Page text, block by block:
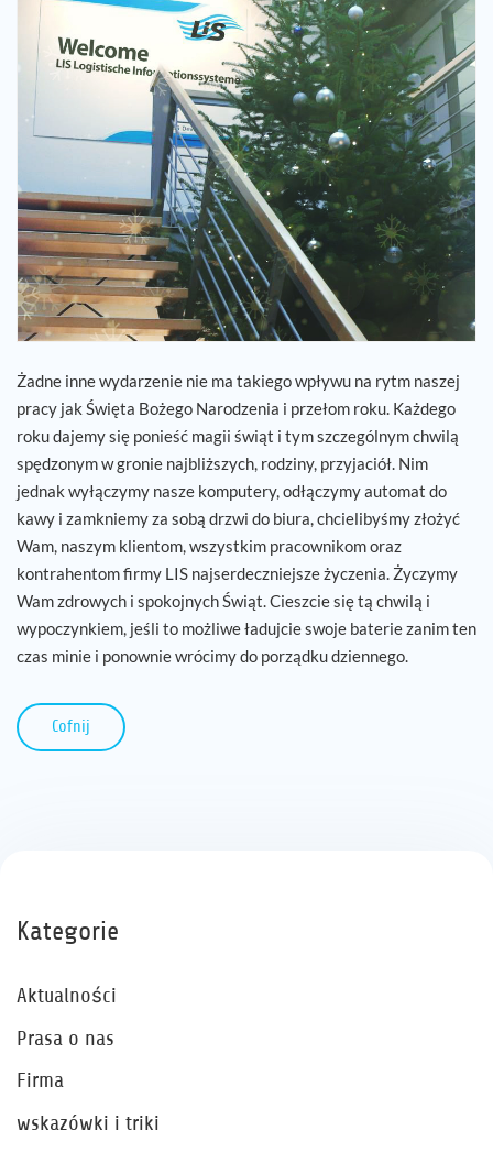
Kariera
Referencje
Kontakt
PL
Żadne inne wydarzenie nie ma takiego wpływu na rytm naszej
pracy jak Święta Bożego Narodzenia i przełom roku. Każdego
roku dajemy się ponieść magii świąt i tym szczególnym chwilą
spędzonym w gronie najbliższych, rodziny, przyjaciół. Nim
jednak wyłączymy nasze komputery, odłączymy automat do
kawy i zamkniemy za sobą drzwi do biura, chcielibyśmy złożyć
Wam, naszym klientom, wszystkim pracownikom oraz
kontrahentom firmy LIS najserdeczniejsze życzenia. Życzymy
Wam zdrowych i spokojnych Świąt. Cieszcie się tą chwilą i
wypoczynkiem, jeśli to możliwe ładujcie swoje baterie zanim ten
czas minie i ponownie wrócimy do porządku dziennego.
Cofnij
Kategorie
Aktualności
Prasa o nas
Firma
wskazówki i triki